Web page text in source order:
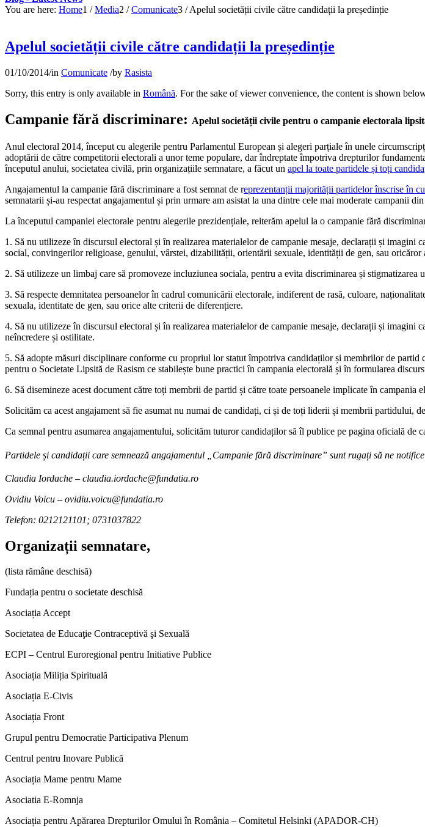
You are here: Home1 / Media2 / Comunicate3 / Apelul societății civile către candidații la președinție
Apelul societății civile către candidații la președinție
01/10/2014/in Comunicate /by Rasista
Sorry, this entry is only available in Română. For the sake of viewer convenience, the content is shown
Campanie fără discriminare: Apelul societății civile pentru o campanie electorala
Anul electoral 2014, început cu alegerile pentru Parlamentul European și alegeri parțiale în unele
adoptării de către competitorii electorali a unor teme populare, dar îndreptate împotriva drepturilor
începutul anului, societatea civilă, prin organizațiile semnatare, a făcut un apel la toate partidele și toți
Angajamentul la campanie fără discriminare a fost semnat de reprezentanții majorității partidelor înscrise în
semnatarii și-au respectat angajamentul și prin urmare am asistat la una dintre cele mai moderate campanii
La începutul campaniei electorale pentru alegerile prezidențiale, reiterăm apelul la o campanie fără
1. Să nu utilizeze în discursul electoral și în realizarea materialelor de campanie mesaje, declarații și
social, convingerilor religioase, genului, vârstei, dizabilității, orientării sexuale, identității de gen, sau oricăror
2. Să utilizeze un limbaj care să promoveze incluziunea sociala, pentru a evita discriminarea și
3. Să respecte demnitatea persoanelor în cadrul comunicării electorale, indiferent de rasă, culoare,
sexuala, identitate de gen, sau orice alte criterii de diferențiere.
4. Să nu utilizeze în discursul electoral și în realizarea materialelor de campanie mesaje, declarații și
neîncredere și ostilitate.
5. Să adopte măsuri disciplinare conforme cu propriul lor statut împotriva candidaților și membrilor de
pentru o Societate Lipsită de Rasism ce stabilește bune practici în campania electorală și în formularea
6. Să disemineze acest document către toți membrii de partid și către toate persoanele implicate în campania
Solicităm ca acest angajament să fie asumat nu numai de candidați, ci și de toți liderii și membrii partidului,
Ca semnal pentru asumarea angajamentului, solicităm tuturor candidaților să îl publice pe pagina oficială de
Partidele și candidații care semnează angajamentul „Campanie fără discriminare” sunt rugați să ne
Claudia Iordache – claudia.iordache@fundatia.ro
Ovidiu Voicu – ovidiu.voicu@fundatia.ro
Telefon: 0212121101; 0731037822
Organizații semnatare,
(lista rămâne deschisă)
Fundația pentru o societate deschisă
Asociația Accept
Societatea de Educaţie Contraceptivă şi Sexuală
ECPI – Centrul Euroregional pentru Initiative Publice
Asociația Miliția Spirituală
Asociația E-Civis
Asociația Front
Grupul pentru Democratie Participativa Plenum
Centrul pentru Inovare Publică
Asociația Mame pentru Mame
Asociatia E-Romnja
Asociația pentru Apărarea Drepturilor Omului în România – Comitetul Helsinki (APADOR-CH)